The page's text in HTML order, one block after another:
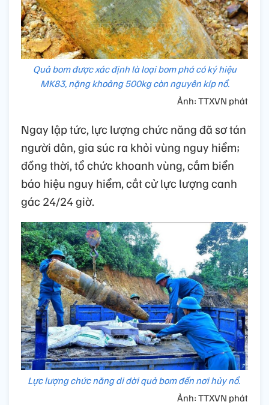
Quả bom được xác định là loại bom phá có ký hiệu
MK83, nặng khoảng 500kg còn nguyên kíp nổ.
Ảnh: TTXVN phát
Ngay lập tức, lực lượng chức năng đã sơ tán
người dân, gia súc ra khỏi vùng nguy hiểm;
đồng thời, tổ chức khoanh vùng, cắm biển
báo hiệu nguy hiểm, cắt cử lực lượng canh
gác 24/24 giờ.
Lực lượng chức năng di dời quả bom đến nơi hủy nổ.
Ảnh: TTXVN phát